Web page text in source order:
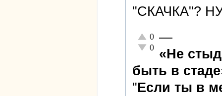
"СКАЧКА"?
Отлично!
0
Неадекватно!
0
—
«Не
быть в
"Если ты в